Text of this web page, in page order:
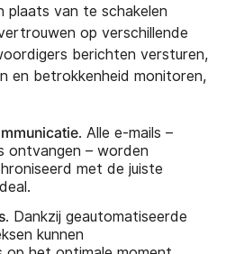
plaats van te schakelen
op verschillende
berichten versturen,
en betrokkenheid monitoren,
. Alle e-mails –
ontvangen – worden
met de juiste
. Dankzij geautomatiseerde
kunnen